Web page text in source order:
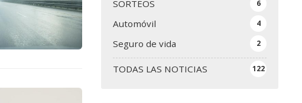
TODAS LAS NOTICIAS 122
SORTEOS 6
Automóvil 4
Seguro de vida 2